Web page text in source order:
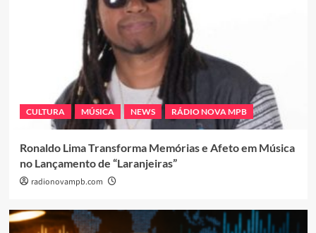
CULTURA MÚSICA NEWS RÁDIO NOVA MPB
Ronaldo Lima Transforma Memórias e Afeto em Música
no Lançamento de “Laranjeiras”
radionovampb.com